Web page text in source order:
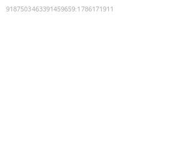
9187503463391459659:1786171911